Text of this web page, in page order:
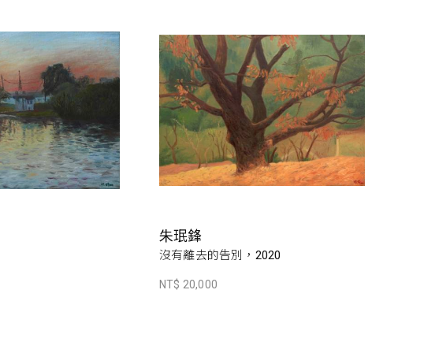
朱珉鋒
沒有離去的告別，2020
NT$ 20,000